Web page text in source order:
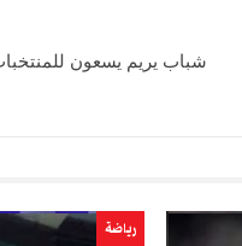
شباب يريم يسعون
رياضة